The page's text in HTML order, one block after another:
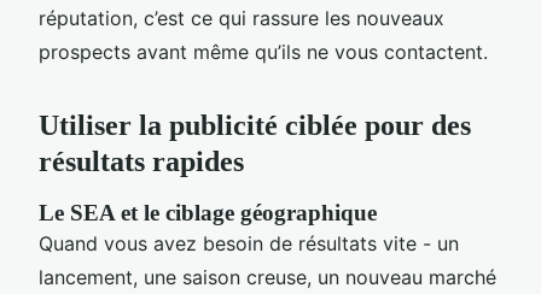
réputation, c’est ce qui rassure les nouveaux
prospects avant même qu’ils ne vous contactent.
Utiliser la publicité ciblée pour des
résultats rapides
Le SEA et le ciblage géographique
Quand vous avez besoin de résultats vite - un
lancement, une saison creuse, un nouveau marché